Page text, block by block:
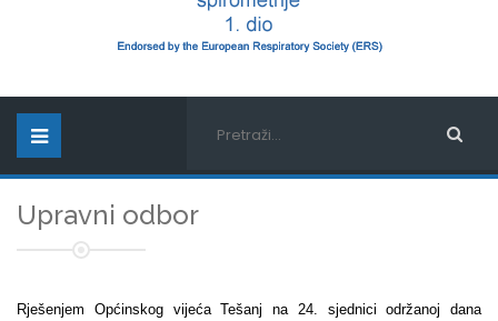
Upravni odbor
Rješenjem Općinskog vijeća Tešanj na 24. sjednici održanoj dana